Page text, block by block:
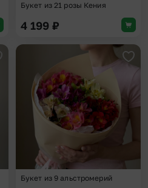
Букет из 21 розы Кения
4 199 ₽
Добавить в избранное
Букет из 9 альстромерий